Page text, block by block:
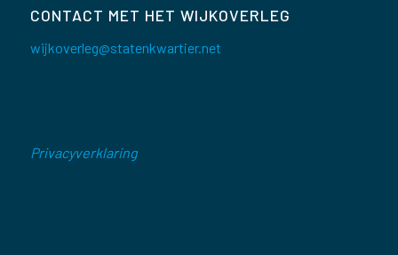
CONTACT MET HET WIJKOVERLEG
wijkoverleg@statenkwartier.net
Privacyverklaring